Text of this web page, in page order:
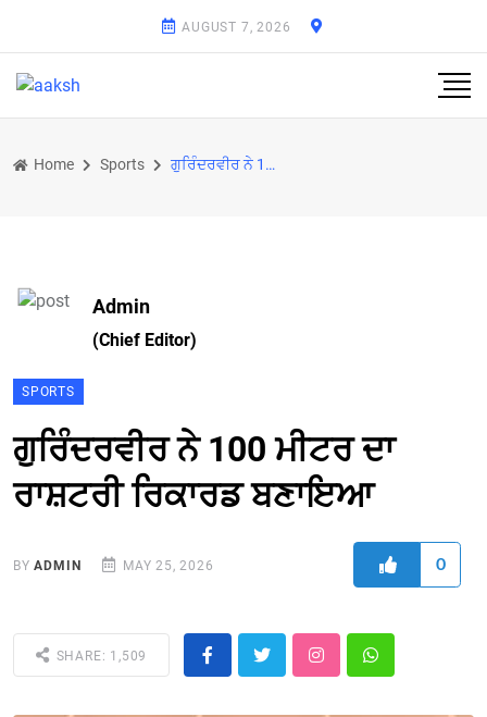
AUGUST 7, 2026
Home Sports ਗੁਰਿੰਦਰਵੀਰ ਨੇ 100 ਮੀਟਰ ਦਾ ਰਾਸ਼ਟਰੀ ਰਿਕਾਰਡ ਬਣਾਇਆ
Admin
(Chief Editor)
SPORTS
ਗੁਰਿੰਦਰਵੀਰ ਨੇ 100 ਮੀਟਰ ਦਾ
ਰਾਸ਼ਟਰੀ ਰਿਕਾਰਡ ਬਣਾਇਆ
BYADMIN MAY 25, 2026 0
SHARE: 1,509